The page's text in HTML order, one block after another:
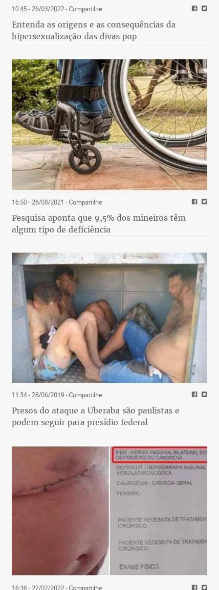
10:45 - 26/03/2022- Compartilhe
Entenda as origens e as consequências da
hipersexualização das divas pop
16:50 - 26/08/2021 - Compartilhe
Pesquisa aponta que 9,5% dos mineiros têm
algum tipo de deficiência
11:34 - 28/06/2019- Compartilhe
Presos do ataque a Uberaba são paulistas e
podem seguir para presídio federal
16:38 - 22/02/2022- Compartilhe